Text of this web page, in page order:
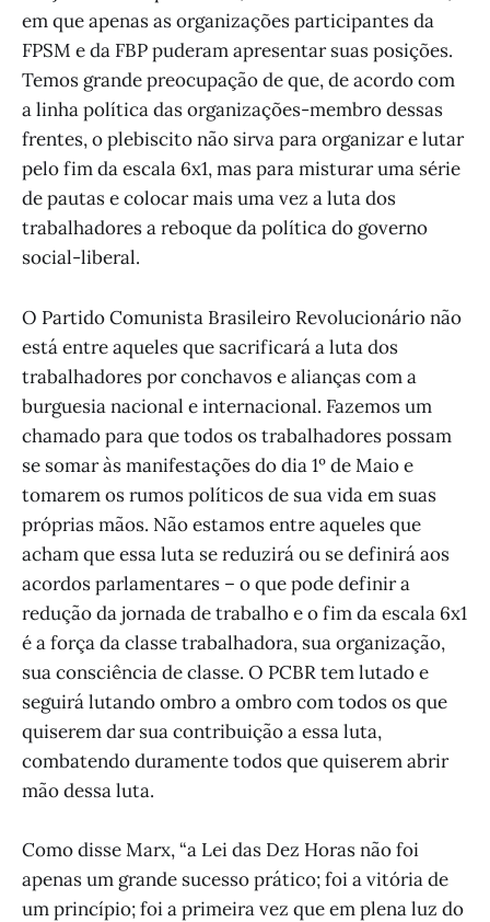
em que apenas as organizações participantes da
FPSM e da FBP puderam apresentar suas posições.
Temos grande preocupação de que, de acordo com
a linha política das organizações-membro dessas
frentes, o plebiscito não sirva para organizar e lutar
pelo fim da escala 6x1, mas para misturar uma série
de pautas e colocar mais uma vez a luta dos
trabalhadores a reboque da política do governo
social-liberal.
O Partido Comunista Brasileiro Revolucionário não
está entre aqueles que sacrificará a luta dos
trabalhadores por conchavos e alianças com a
burguesia nacional e internacional. Fazemos um
chamado para que todos os trabalhadores possam
se somar às manifestações do dia 1º de Maio e
tomarem os rumos políticos de sua vida em suas
próprias mãos. Não estamos entre aqueles que
acham que essa luta se reduzirá ou se definirá aos
acordos parlamentares – o que pode definir a
redução da jornada de trabalho e o fim da escala 6x1
é a força da classe trabalhadora, sua organização,
sua consciência de classe. O PCBR tem lutado e
seguirá lutando ombro a ombro com todos os que
quiserem dar sua contribuição a essa luta,
combatendo duramente todos que quiserem abrir
mão dessa luta.
Como disse Marx, “a Lei das Dez Horas não foi
apenas um grande sucesso prático; foi a vitória de
um princípio; foi a primeira vez que em plena luz do